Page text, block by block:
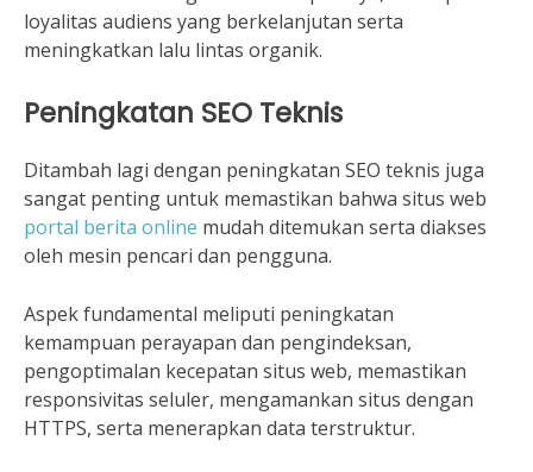
loyalitas audiens yang berkelanjutan serta
meningkatkan lalu lintas organik.
Peningkatan SEO Teknis
Ditambah lagi dengan peningkatan SEO teknis juga
sangat penting untuk memastikan bahwa situs web
portal berita online mudah ditemukan serta diakses
oleh mesin pencari dan pengguna.
Aspek fundamental meliputi peningkatan
kemampuan perayapan dan pengindeksan,
pengoptimalan kecepatan situs web, memastikan
responsivitas seluler, mengamankan situs dengan
HTTPS, serta menerapkan data terstruktur.